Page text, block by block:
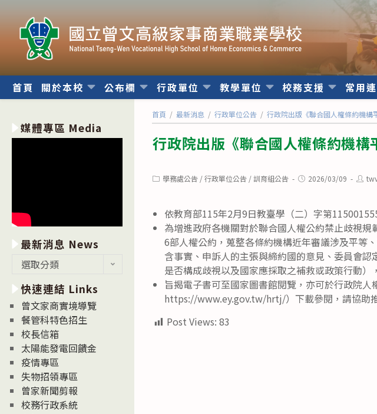
內
首頁 關於本校 公布欄 行政單位 教學單位 校務支援 常用
首頁 / 最新消息 / 行政單位公告 / 行政院出版《聯合國人權條約機
行政院出版《聯合國人權條約機
Post學務處公告 / 行政單位公告 / 訓育組公告
Post2026/03/09
Post
依教育部115年2月9日教臺學（二）字第
為增進政府各機關對於聯合國人權公約禁止歧視
6部人權公約，蒐整各條約機構近年審議涉及平等
含事實、申訴人的主張與締約國的意見、委員會
是否構成歧視以及國家應採取之補救或政策行動）
旨揭電子書可至國家圖書館閱覽，亦可於行政院
https://www.ey.gov.tw/hrtj/）下載參閱，請協助
Post Views: 83
媒體專區 Media
最新消息 News
消
息
News
選取分類
快速連結 Links
曾文家商實境導覽
餐管科特色招生
校長信箱
太陽能發電回饋金
疫情專區
失物招領專區
曾家新聞剪報
校務行政系統